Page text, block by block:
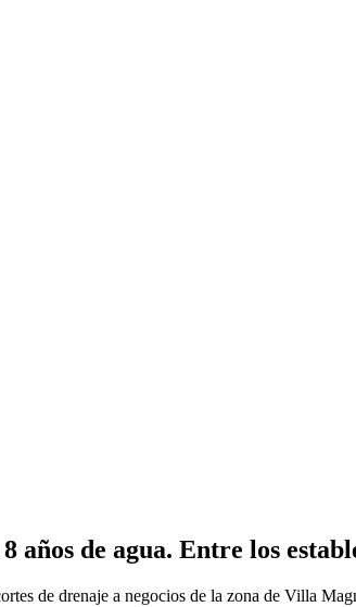
años de agua. Entre los
de drenaje a negocios de la zona de Villa